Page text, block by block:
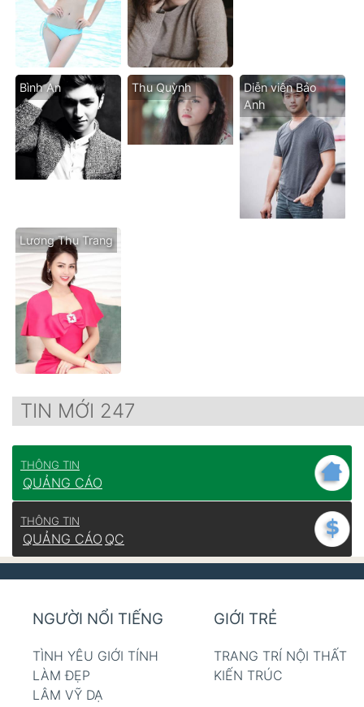
Bình An Thu Quỳnh
Diễn viên Bảo
Anh
Lương Thu Trang
TIN MỚI 247
THÔNG TIN
QUẢNG CÁO
THÔNG TIN
QUẢNG CÁO QC
NGƯỜI NỔI TIẾNG
TÌNH YÊU GIỚI TÍNH
LÀM ĐẸP
LÂM VỸ DẠ
GIỚI TRẺ
TRANG TRÍ NỘI THẤT
KIẾN TRÚC